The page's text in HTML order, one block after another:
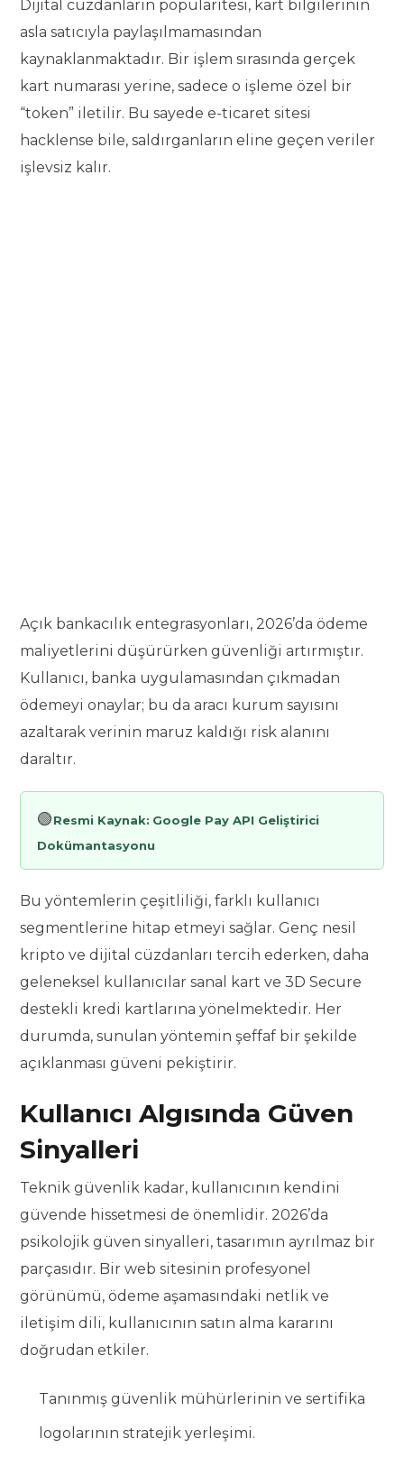
Dijital cüzdanların popülaritesi, kart bilgilerinin
asla satıcıyla paylaşılmamasından
kaynaklanmaktadır. Bir işlem sırasında gerçek
kart numarası yerine, sadece o işleme özel bir
“token” iletilir. Bu sayede e-ticaret sitesi
hacklense bile, saldırganların eline geçen veriler
işlevsiz kalır.
Açık bankacılık entegrasyonları, 2026’da ödeme
maliyetlerini düşürürken güvenliği artırmıştır.
Kullanıcı, banka uygulamasından çıkmadan
ödemeyi onaylar; bu da aracı kurum sayısını
azaltarak verinin maruz kaldığı risk alanını
daraltır.
🟢Resmi Kaynak: Google Pay API Geliştirici
Dokümantasyonu
Bu yöntemlerin çeşitliliği, farklı kullanıcı
segmentlerine hitap etmeyi sağlar. Genç nesil
kripto ve dijital cüzdanları tercih ederken, daha
geleneksel kullanıcılar sanal kart ve 3D Secure
destekli kredi kartlarına yönelmektedir. Her
durumda, sunulan yöntemin şeffaf bir şekilde
açıklanması güveni pekiştirir.
Kullanıcı Algısında Güven
Sinyalleri
Teknik güvenlik kadar, kullanıcının kendini
güvende hissetmesi de önemlidir. 2026’da
psikolojik güven sinyalleri, tasarımın ayrılmaz bir
parçasıdır. Bir web sitesinin profesyonel
görünümü, ödeme aşamasındaki netlik ve
iletişim dili, kullanıcının satın alma kararını
doğrudan etkiler.
Tanınmış güvenlik mühürlerinin ve sertifika
logolarının stratejik yerleşimi.